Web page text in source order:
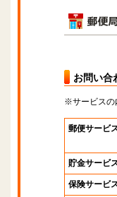
お問い合
※サービスの
郵便サービ
貯金サービ
保険サービ